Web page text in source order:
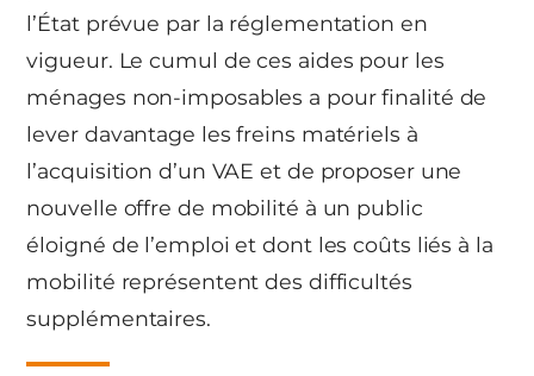
l’État prévue par la réglementation en
vigueur. Le cumul de ces aides pour les
ménages non-imposables a pour finalité de
lever davantage les freins matériels à
l’acquisition d’un VAE et de proposer une
nouvelle offre de mobilité à un public
éloigné de l’emploi et dont les coûts liés à la
mobilité représentent des difficultés
supplémentaires.